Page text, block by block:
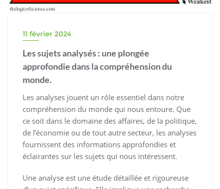
11 février 2024
Les sujets analysés : une plongée
approfondie dans la compréhension du
monde.
Les analyses jouent un rôle essentiel dans notre
compréhension du monde qui nous entoure. Que
ce soit dans le domaine des affaires, de la politique,
de l’économie ou de tout autre secteur, les analyses
fournissent des informations approfondies et
éclairantes sur les sujets qui nous intéressent.
Une analyse est une étude détaillée et rigoureuse